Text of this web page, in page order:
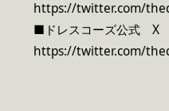
https://twitter.com/
■ドレスコーズ公式 X
https://twitter.com/